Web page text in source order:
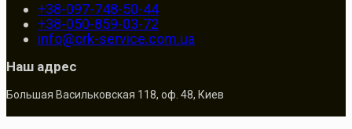
+38-097-748-50-44
+38-050-859-03-72
info@ork-service.com.ua
Наш адрес
Большая Васильковская 118, оф. 48, Киев